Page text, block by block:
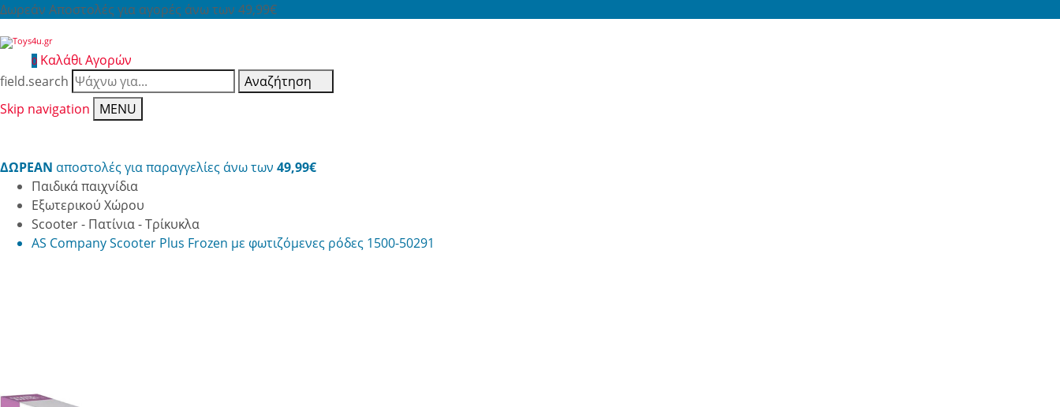
Δωρεάν Αποστολές για αγορές άνω των 49,99€
0 Καλάθι Αγορών
field.search
Αναζήτηση
Skip navigation
MENU
ΔΩΡΕΑΝ αποστολές για παραγγελίες άνω των 49,99€
Παιδικά παιχνίδια
Εξωτερικού Χώρου
Scooter - Πατίνια - Τρίκυκλα
AS Company Scooter Plus Frozen με φωτιζόμενες ρόδες 1500-50291